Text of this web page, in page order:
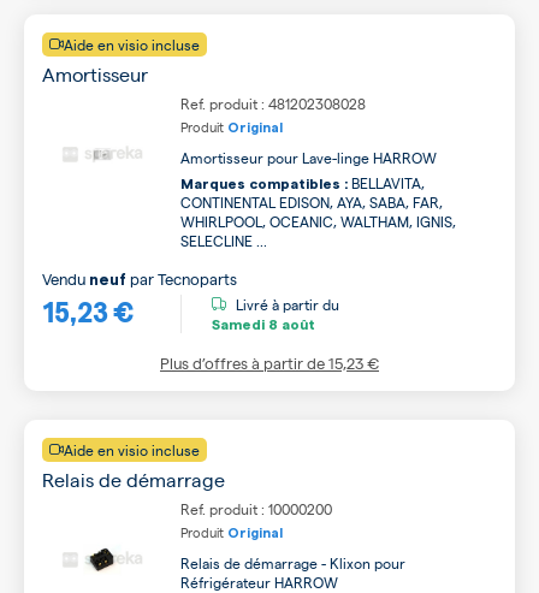
Aide en visio incluse
Amortisseur
Ref. produit : 481202308028
Produit Original
Amortisseur pour Lave-linge HARROW
Marques compatibles : BELLAVITA,
CONTINENTAL EDISON, AYA, SABA, FAR,
WHIRLPOOL, OCEANIC, WALTHAM, IGNIS,
SELECLINE ...
15,23 €
Vendu neuf parTecnoparts
Livré à partir du
Samedi 8 août
Plus d’offres à partir de15,23 €
Aide en visio incluse
Relais de démarrage
Ref. produit : 10000200
Produit Original
Relais de démarrage - Klixon pour
Réfrigérateur HARROW